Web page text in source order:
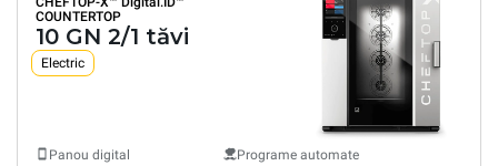
COUNTERTOP
10 GN 2/1 tăvi
Electric
Panou digital
Programe automate